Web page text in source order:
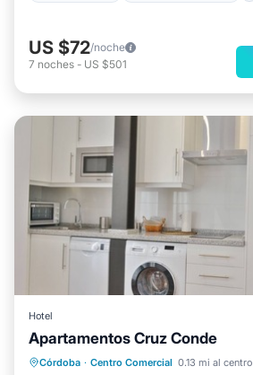
US $72/noche
7 noches - US $501
Hotel
Apartamentos Cruz Conde
Córdoba · Centro Comercial 0.13 mi al centro
Cocina Aire acondicionado
Apto para niños